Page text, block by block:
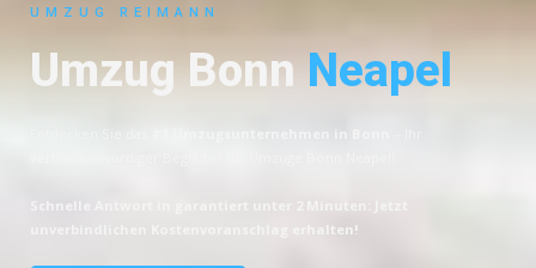
UMZUG REIMANN
Umzug BonnNeapel
#1 Umzugsunternehmen in Bonn
Schnelle Antwort in garantiert unter 2 Minuten: Jetzt
unverbindlichen Kostenvoranschlag erhalten!